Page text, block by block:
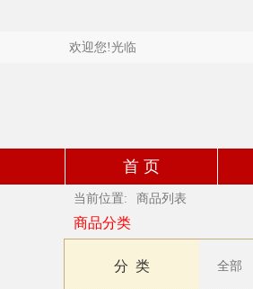
欢迎您!光临
首 页
当前位置: 商品列表
商品分类
分 类 全部